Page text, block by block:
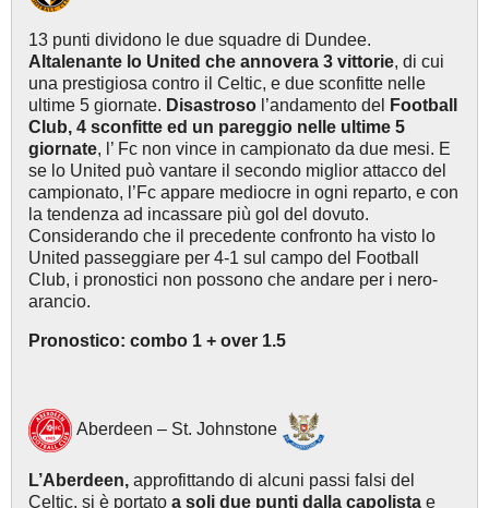
13 punti dividono le due squadre di Dundee.
Altalenante lo United che annovera 3 vittorie, di cui
una prestigiosa contro il Celtic, e due sconfitte nelle
ultime 5 giornate. Disastroso l’andamento del
Football
Club, 4 sconfitte ed un pareggio nelle ultime 5
giornate, l’ Fc non vince in campionato da due mesi. E
se lo United può vantare il secondo miglior attacco del
campionato, l’Fc appare mediocre in ogni reparto, e con
la tendenza ad incassare più gol del dovuto.
Considerando che il precedente confronto ha visto lo
United passeggiare per 4-1 sul campo del Football
Club, i pronostici non possono che andare per i nero-
arancio.
Pronostico: combo 1 + over 1.5
Aberdeen – St. Johnstone
L’Aberdeen, approfittando di alcuni passi falsi del
Celtic, si è portato a soli due punti dalla capolista e